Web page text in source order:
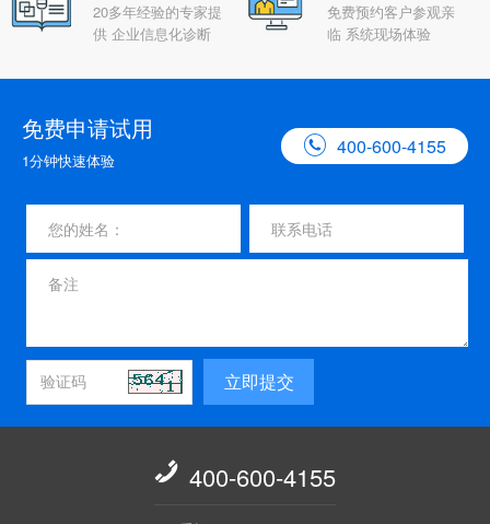
20多年经验的专家提
供 企业信息化诊断
免费预约客户参观亲
临 系统现场体验
免费申请试用
1分钟快速体验
 400-600-4155
立即提交
 400-600-4155